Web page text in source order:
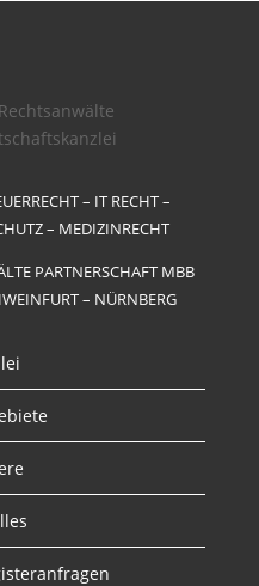
– IT RECHT –
– MEDIZINRECHT
PARTNERSCHAFT MBB
– NÜRNBERG